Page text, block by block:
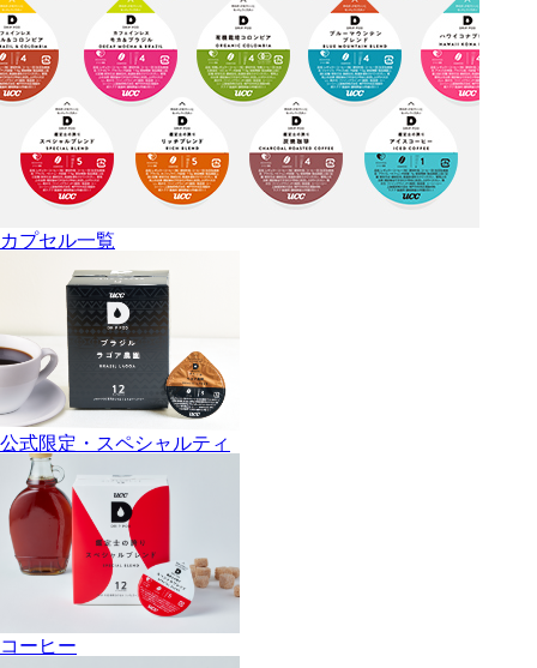
カプセル一覧
公式限定・スペシャルティ
コーヒー